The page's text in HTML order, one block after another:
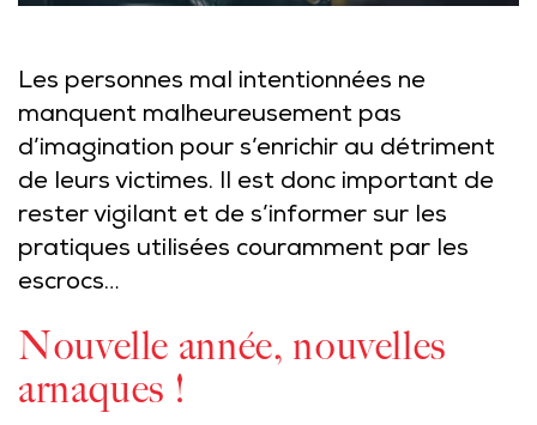
Les personnes mal intentionnées ne
manquent malheureusement pas
d’imagination pour s’enrichir au détriment
de leurs victimes. Il est donc important de
rester vigilant et de s’informer sur les
pratiques utilisées couramment par les
escrocs…
Nouvelle année, nouvelles
arnaques !